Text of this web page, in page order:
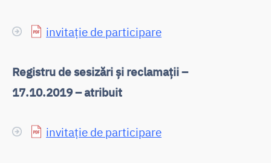
invitație de participare
Registru de sesizări și reclamații –
17.10.2019 – atribuit
invitație de participare